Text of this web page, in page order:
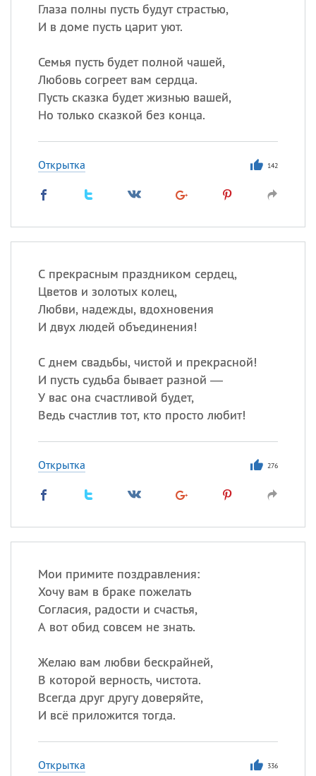
Глаза полны пусть будут страстью,
И в доме пусть царит уют.
Семья пусть будет полной чашей,
Любовь согреет вам сердца.
Пусть сказка будет жизнью вашей,
Но только сказкой без конца.
Открытка 142
С прекрасным праздником сердец,
Цветов и золотых колец,
Любви, надежды, вдохновения
И двух людей объединения!
С днем свадьбы, чистой и прекрасной!
И пусть судьба бывает разной —
У вас она счастливой будет,
Ведь счастлив тот, кто просто любит!
Открытка 276
Мои примите поздравления:
Хочу вам в браке пожелать
Согласия, радости и счастья,
А вот обид совсем не знать.
Желаю вам любви бескрайней,
В которой верность, чистота.
Всегда друг другу доверяйте,
И всё приложится тогда.
Открытка 336